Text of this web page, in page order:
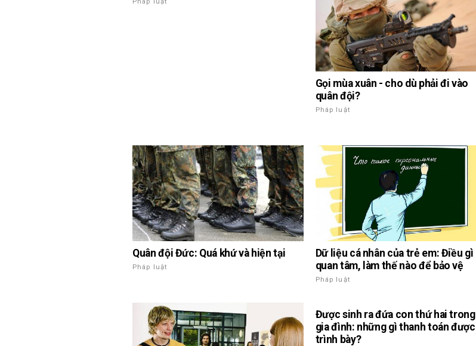
Gọi mùa xuân - cho dù phải đi vào
quân đội?
Pháp luật
Quân đội Đức: Quá khứ và hiện tại
Pháp luật
Dữ liệu cá nhân của trẻ em: Điều gì
quan tâm, làm thế nào để bảo vệ
Pháp luật
Được sinh ra đứa con thứ hai trong
gia đình: những gì thanh toán được
trình bày?